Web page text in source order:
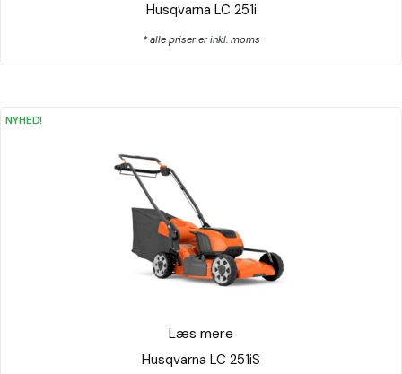
Husqvarna LC 251i
* alle priser er inkl. moms
Husqvarna LC 251iS
Læs mere
NYHED!